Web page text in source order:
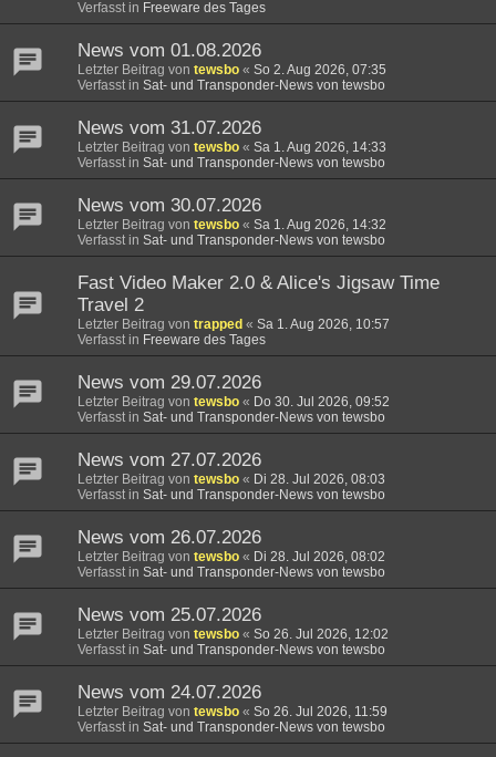
Verfasst in Freeware des Tages
News vom 01.08.2026
Letzter Beitrag von tewsbo « So 2. Aug 2026, 07:35
Verfasst in Sat- und Transponder-News von tewsbo
News vom 31.07.2026
Letzter Beitrag von tewsbo « Sa 1. Aug 2026, 14:33
Verfasst in Sat- und Transponder-News von tewsbo
News vom 30.07.2026
Letzter Beitrag von tewsbo « Sa 1. Aug 2026, 14:32
Verfasst in Sat- und Transponder-News von tewsbo
Fast Video Maker 2.0 & Alice's Jigsaw Time
Travel 2
Letzter Beitrag von trapped « Sa 1. Aug 2026, 10:57
Verfasst in Freeware des Tages
News vom 29.07.2026
Letzter Beitrag von tewsbo « Do 30. Jul 2026, 09:52
Verfasst in Sat- und Transponder-News von tewsbo
News vom 27.07.2026
Letzter Beitrag von tewsbo « Di 28. Jul 2026, 08:03
Verfasst in Sat- und Transponder-News von tewsbo
News vom 26.07.2026
Letzter Beitrag von tewsbo « Di 28. Jul 2026, 08:02
Verfasst in Sat- und Transponder-News von tewsbo
News vom 25.07.2026
Letzter Beitrag von tewsbo « So 26. Jul 2026, 12:02
Verfasst in Sat- und Transponder-News von tewsbo
News vom 24.07.2026
Letzter Beitrag von tewsbo « So 26. Jul 2026, 11:59
Verfasst in Sat- und Transponder-News von tewsbo